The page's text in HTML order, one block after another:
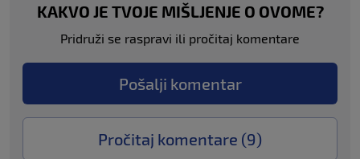
KAKVO JE TVOJE MIŠLJENJE O OVOME?
Pridruži se raspravi ili pročitaj komentare
Pošalji komentar
Pročitaj komentare (9)